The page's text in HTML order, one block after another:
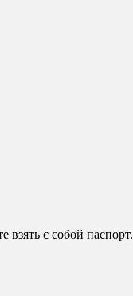
с собой паспорт.